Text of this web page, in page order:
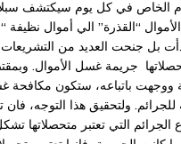
الخاص في كل يوم سيكتشف
“القذرة” الي أموال
بل جنحت العديد من التشريعات
جريمة غسل الأموال.
ووجهت باتباعه، ستكون مكافحة
للجرائم. ولتحقيق هذا التوجه،
التي تعتبر متحصلاتها